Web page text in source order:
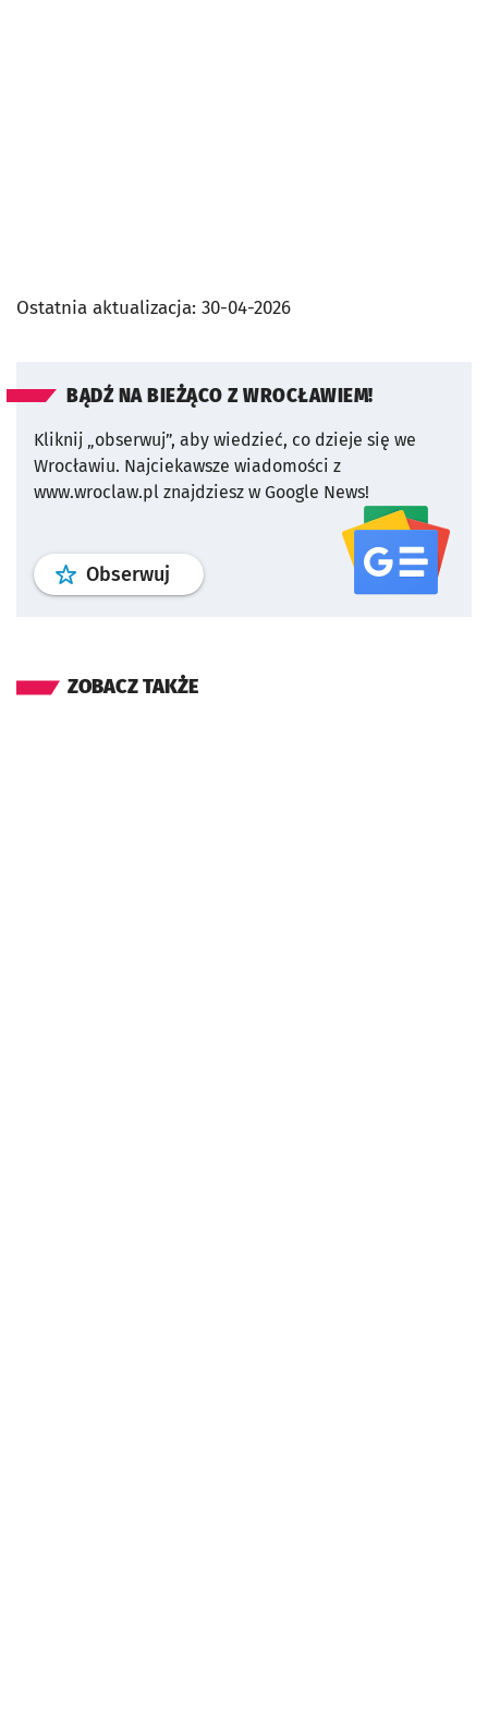
Ostatnia aktualizacja: 30-04-2026
BĄDŹ NA BIEŻĄCO Z WROCŁAWIEM!
Kliknij „obserwuj”, aby wiedzieć, co dzieje się we
Wrocławiu. Najciekawsze wiadomości z
www.wroclaw.pl znajdziesz w Google News!
Obserwuj profil serwisu
ZOBACZ TAKŻE